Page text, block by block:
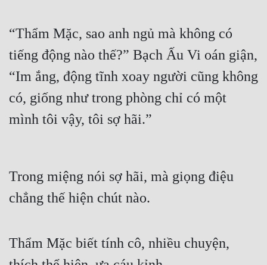
“Thẩm Mặc, sao anh ngủ mà không có
tiếng động nào thế?” Bạch Ấu Vi oán giận,
“Im ắng, động tĩnh xoay người cũng không
có, giống như trong phòng chỉ có một
mình tôi vậy, tôi sợ hãi.”
Trong miệng nói sợ hãi, mà giọng điệu
chẳng thế hiện chút nào.
Thẩm Mặc biết tính cô, nhiều chuyện,